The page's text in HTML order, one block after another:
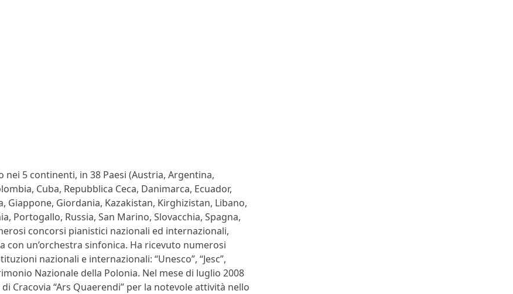
5 continenti, in 38 Paesi (Austria, Argentina,
Cuba, Repubblica Ceca, Danimarca, Ecuador,
Giappone, Giordania, Kazakistan, Kirghizistan, Libano,
Portogallo, Russia, San Marino, Slovacchia, Spagna,
concorsi pianistici nazionali ed internazionali,
un’orchestra sinfonica. Ha ricevuto numerosi
nazionali e internazionali: “Unesco”, “Jesc”,
Nazionale della Polonia. Nel mese di luglio 2008
Cracovia “Ars Quaerendi” per la notevole attività nello